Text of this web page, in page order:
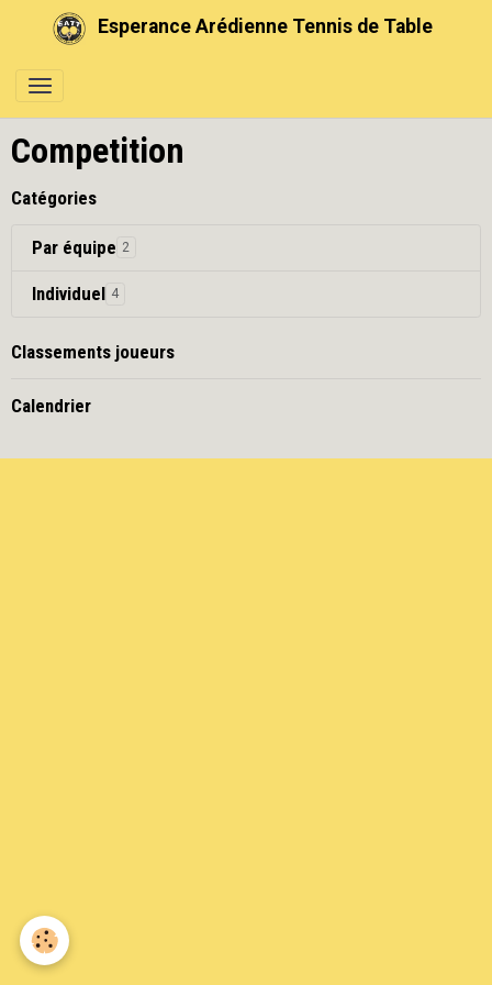
Esperance Arédienne Tennis de Table
Competition
Catégories
Par équipe 2
Individuel 4
Classements joueurs
Calendrier